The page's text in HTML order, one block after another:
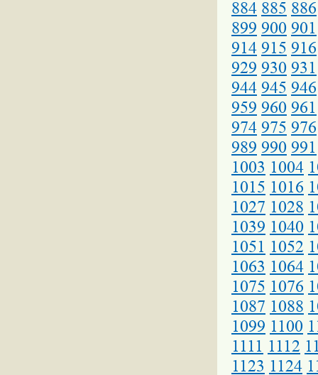
884 885 886
899 900 901
914 915 916
929 930 931
944 945 946
959 960 961
974 975 976
989 990 991
1003 1004
1015 1016
1027 1028
1039 1040
1051 1052
1063 1064
1075 1076
1087 1088
1099 1100
1111 1112
1123 1124